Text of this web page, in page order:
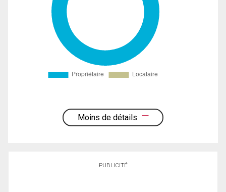
Moins de détails
PUBLICITÉ